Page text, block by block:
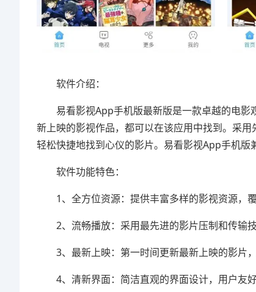
软件介绍：
易看影视App手机版最新版是一款卓越的电影
新上映的影视作品，都可以在该应用中找到。采
轻松快捷地找到心仪的影片。易看影视App手机版
软件功能特色：
1、全方位资源：提供丰富多样的影视资源，覆
2、流畅播放：采用最先进的影片压制和传输技
3、最新上映：第一时间更新最新上映的影片，
4、清新界面：简洁直观的界面设计，用户友好